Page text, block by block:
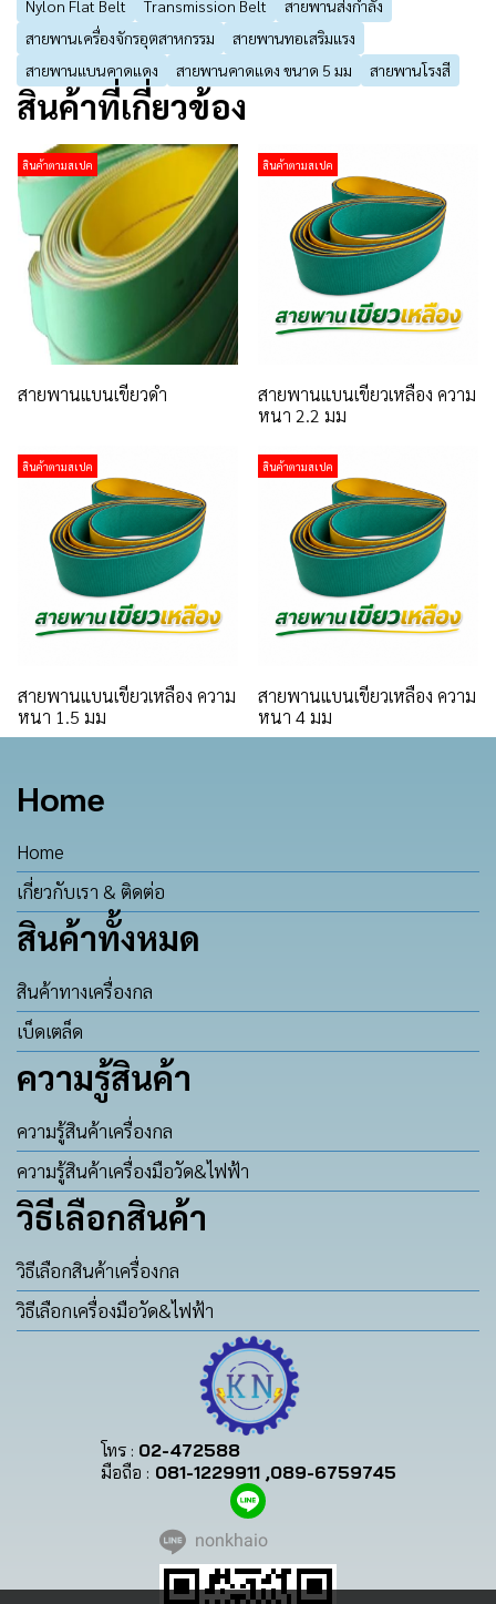
Nylon Flat Belt
Transmission Belt
สายพานส่งกำลัง
สายพานเครื่องจักรอุตสาหกรรม
สายพานทอเสริมแรง
สายพานแบนคาดแดง
สายพานคาดแดง ขนาด 5 มม สายพานโรงสี
สินค้าที่เกี่ยวข้อง
สินค้าตามสเปค
สายพานแบนเขียวดำ
สินค้าตามสเปค
สายพานแบนเขียวเหลือง ความ
หนา 2.2 มม
สินค้าตามสเปค
สายพานแบนเขียวเหลือง ความ
หนา 1.5 มม
สินค้าตามสเปค
สายพานแบนเขียวเหลือง ความ
หนา 4 มม
Home
Home
เกี่ยวกับเรา & ติดต่อ
สินค้าทั้งหมด
สินค้าทางเครื่องกล
เบ็ดเตล็ด
ความรู้สินค้า
ความรู้สินค้าเครื่องกล
ความรู้สินค้าเครื่องมือวัด&ไฟฟ้า
วิธีเลือกสินค้า
วิธีเลือกสินค้าเครื่องกล
วิธีเลือกเครื่องมือวัด&ไฟฟ้า
โทร : 02-472588
มือถือ : 081-1229911 ,089-6759745
nonkhaio